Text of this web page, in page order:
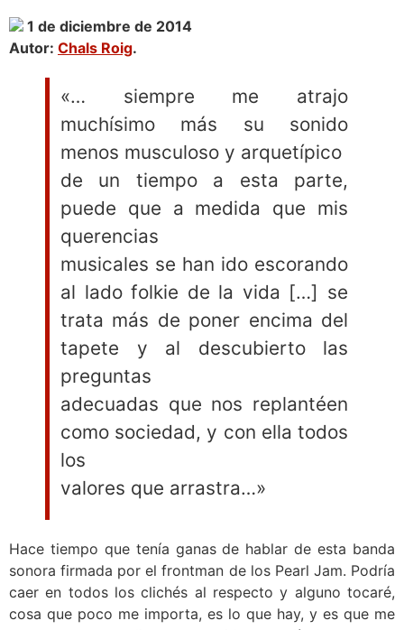
1 de diciembre de 2014
Autor: Chals Roig.
«… siempre me atrajo
muchísimo más su sonido
menos musculoso y arquetípico
de un tiempo a esta parte,
puede que a medida que mis
querencias
musicales se han ido escorando
al lado folkie de la vida […] se
trata más de poner encima del
tapete y al descubierto las
preguntas
adecuadas que nos replantéen
como sociedad, y con ella todos
los
valores que arrastra…»
Hace tiempo que tenía ganas de hablar de esta banda
sonora firmada por el frontman de los Pearl Jam. Podría
caer en todos los clichés al respecto y alguno tocaré,
cosa que poco me importa, es lo que hay, y es que me